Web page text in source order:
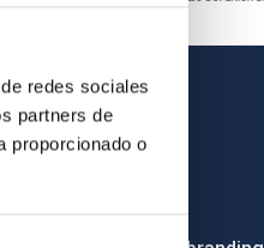
redes sociales
partners de
proporcionado o
OTHER LINKS
Tenders